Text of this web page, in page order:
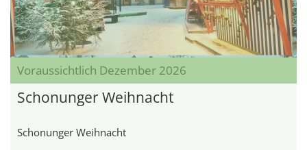
Voraussichtlich Dezember 2026
Schonunger Weihnacht
Schonunger Weihnacht